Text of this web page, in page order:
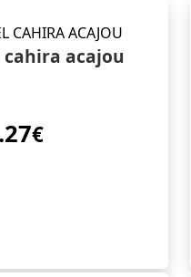
cahira acajou
€